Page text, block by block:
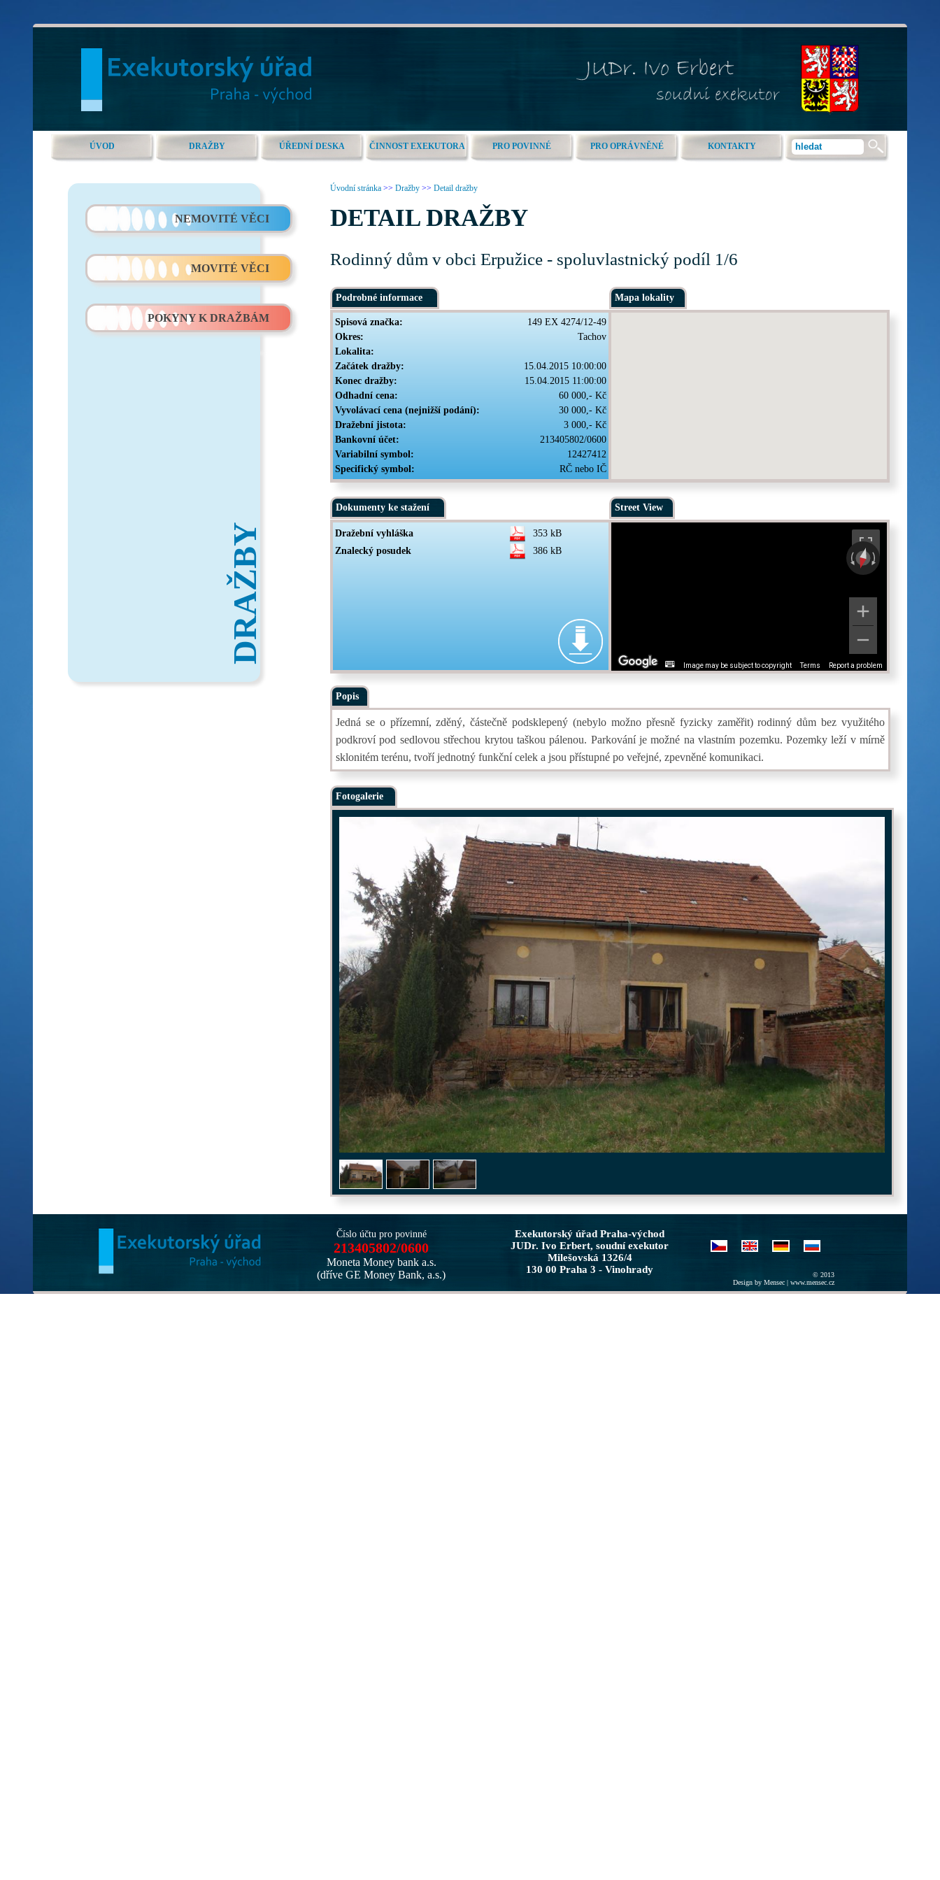
ÚVOD DRAŽBY ÚŘEDNÍ DESKA ČINNOST EXEKUTORA PRO POVINNÉ PRO OPRÁVNĚNÉ KONTAKTY
NEMOVITÉ VĚCI
MOVITÉ VĚCI
POKYNY K DRAŽBÁM
DRAŽBY
Úvodní stránka >> Dražby >> Detail dražby
DETAIL DRAŽBY
Rodinný dům v obci Erpužice - spoluvlastnický podíl 1/6
Podrobné informace Mapa lokality
Spisová značka:
149 EX 4274/12-49
Okres:
Tachov
Lokalita:
Začátek dražby:
15.04.2015 10:00:00
Konec dražby:
15.04.2015 11:00:00
Odhadní cena:
60 000,- Kč
Vyvolávací cena (nejnižší podání):
30 000,- Kč
Dražební jistota:
3 000,- Kč
Bankovní účet:
213405802/0600
Variabilní symbol:
12427412
Specifický symbol:
RČ nebo IČ
Dokumenty ke stažení Street View
Dražební vyhláška
353 kB
Znalecký posudek
386 kB
Image may be subject to copyright Terms Report a problem
Popis
Jedná se o přízemní, zděný, částečně podsklepený (nebylo možno přesně fyzicky zaměřit) rodinný dům bez využitého
podkroví pod sedlovou střechou krytou taškou pálenou. Parkování je možné na vlastním pozemku. Pozemky leží v mírně
sklonitém terénu, tvoří jednotný funkční celek a jsou přístupné po veřejné, zpevněné komunikaci.
Fotogalerie
Číslo účtu pro povinné
213405802/0600
Moneta Money bank a.s.
(dříve GE Money Bank, a.s.)
Exekutorský úřad Praha-východ
JUDr. Ivo Erbert, soudní exekutor
Milešovská 1326/4
130 00 Praha 3 - Vinohrady
© 2013
Design by Mensec | www.mensec.cz